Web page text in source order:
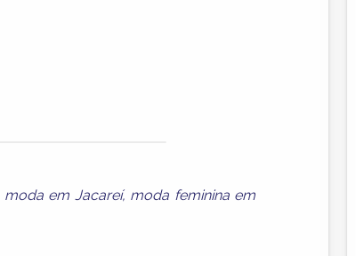
moda em Jacareí, moda feminina em